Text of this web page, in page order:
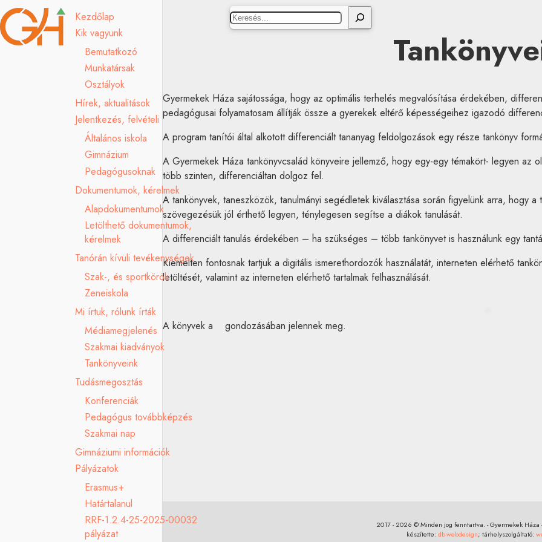
Kezdőlap
Kik vagyunk
Bemutatkozó
Munkatársak
Osztályok
Hírek, aktualitások
Jelentkezés, felvételi
Általános iskola
Gimnázium
Pedagógusoknak
Dokumentumok, kérelmek
Alapdokumentumok
Letölthető dokumentumok,
kérelmek
Tanórán kívüli tevékenységek
Szak-, és sportkörök
Zeneiskola
Mi írtuk, rólunk írták
Médiamegjelenés
Szakmai kiadványok
Tankönyveink
Tudásmegosztás
Konferenciák
Pedagógus továbbképzés
Szakmai nap
Gimnáziumi információk
Pályázatok
Erasmus+
Határtalanul
RRF-1.2.4-25-2025-00032
pályázat
Keresés
Gyermekek Háza sajátossága, hogy az optimális terhelés megvalósítása érdekében,
pedagógusai folyamatosam állítják össze a gyerekek eltérő képességeihez igazodó
A program tanítói által alkotott differenciált tananyag feldolgozások egy része tankönyv
A Gyermekek Háza tankönyvcsalád könyveire jellemző, hogy egy-egy témakört- legyen az
több szinten, differenciáltan dolgoz fel.
A tankönyvek, taneszközök, tanulmányi segédletek kiválasztása során figyelünk arra, hogy
szövegezésük jól érthető legyen, ténylegesen segítse a diákok tanulását.
A differenciált tanulás érdekében – ha szükséges – több tankönyvet is használunk egy
Kiemelten fontosnak tartjuk a digitális ismerethordozók használatát, interneten elérhető
letöltését, valamint az interneten elérhető tartalmak felhasználását.
A könyvek a gondozásában jelennek meg.
2017 - 2026 © Minden jog fenntartva. - Gyermekek
készítette: db-webdesign; tárhelyszolgáltató: